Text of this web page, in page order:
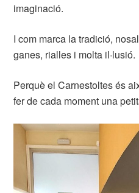
imaginació.
I com marca la tradició,
ganes, rialles i molta il·lusió.
Perquè el Carnestoltes és
fer de cada moment una